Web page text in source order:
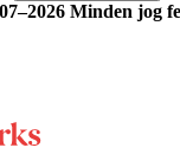
Minden jog